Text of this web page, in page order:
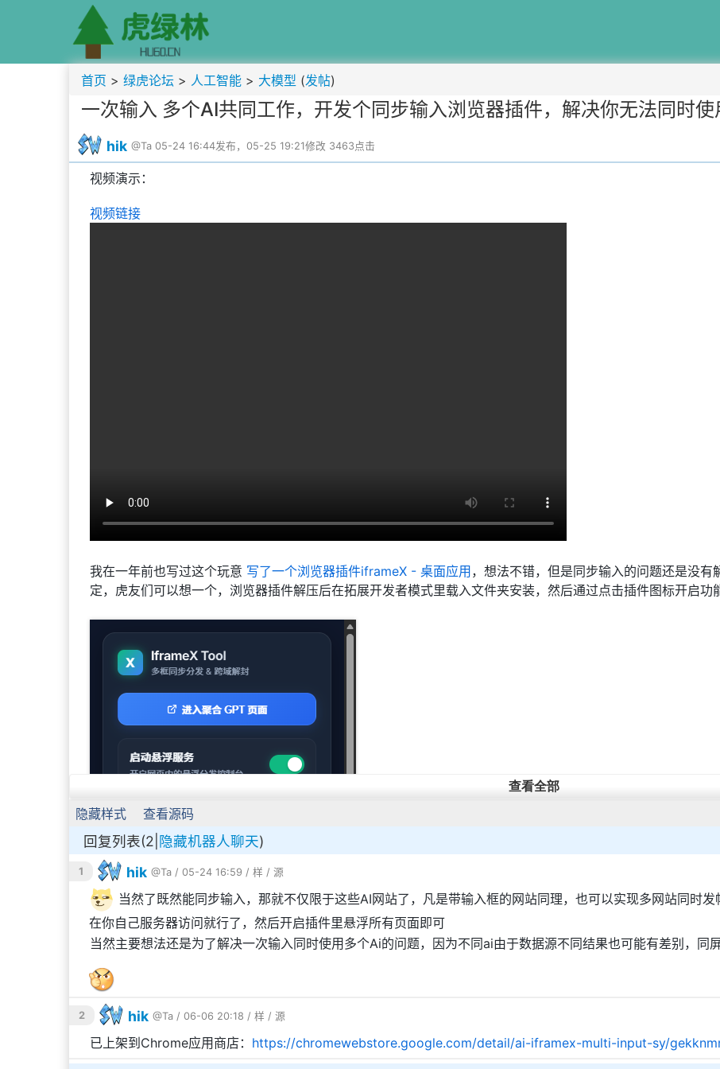
首页 > 绿虎论坛 > 人工智能 > 大模型 (发帖)
一次输入 多个AI共同工作，开发个同步输入浏览器插件，解决你无法同时
hik @Ta 05-24 16:44发布，05-25 19:21修改 3463点击
视频演示：
视频链接
我在一年前也写过这个玩意 写了一个浏览器插件iframeX - 桌面应用 ，想法不错，但是同步输入的问题还是没
定，虎友们可以想一个，浏览器插件解压后在拓展开发者模式里载入文件夹安装，然后通过点击插件图标开启功
查看全部
隐藏样式 查看源码
回复列表(2| 隐藏机器人聊天)
1 hik @Ta / 05-24 16:59 / 样 / 源
当然了既然能同步输入，那就不仅限于这些AI网站了，凡是带输入框的网站同理，也可以实现多网站同时
在你自己服务器访问就行了，然后开启插件里悬浮所有页面即可
当然主要想法还是为了解决一次输入同时使用多个Ai的问题，因为不同ai由于数据源不同结果也可能有差别，同
2 hik @Ta / 06-06 20:18 / 样 / 源
已上架到Chrome应用商店： https://chromewebstore.google.com/detail/ai-iframex-multi-input-sy/